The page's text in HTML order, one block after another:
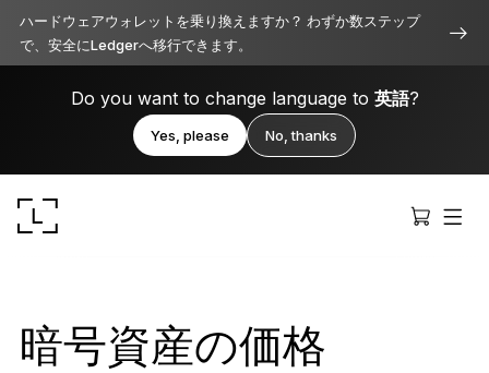
ハードウェアウォレットを乗り換えますか？ わずか数ステップ
で、安全にLedgerへ移行できます。
Do you want to change language to 英語?
Yes, please No, thanks
暗号資産の価格